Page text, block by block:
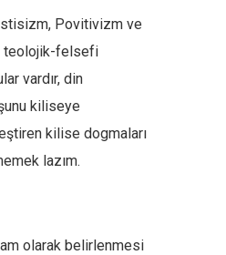
Povitivizm ve
teolojik-felsefi
vardır, din
kiliseye
kilise dogmaları
lazım.
olarak belirlenmesi